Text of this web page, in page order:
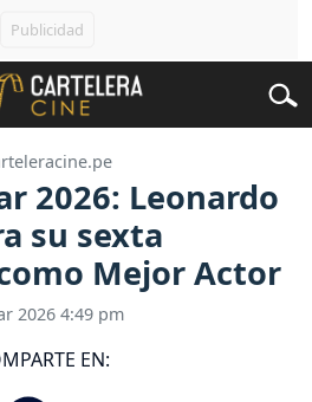
2026: Leonardo
su sexta
Mejor Actor
2026 4:49 pm
EN: